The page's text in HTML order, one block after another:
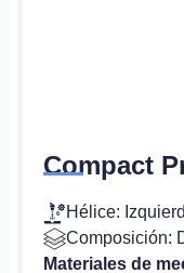
Compact
Hélice:
Composición:
Materiales de